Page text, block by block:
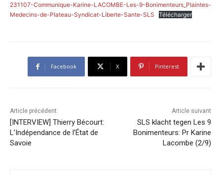
231107-Communique-Karine-LACOMBE-Les-9-Bonimenteurs_Plaintes-
Medecins-de-Plateau-Syndicat-Liberte-Sante-SLS
Télécharger
Facebook X Pinterest
Article précédent
[INTERVIEW] Thierry Bécourt:
L’Indépendance de l’État de
Savoie
Article suivant
SLS klacht tegen Les 9
Bonimenteurs: Pr Karine
Lacombe (2/9)